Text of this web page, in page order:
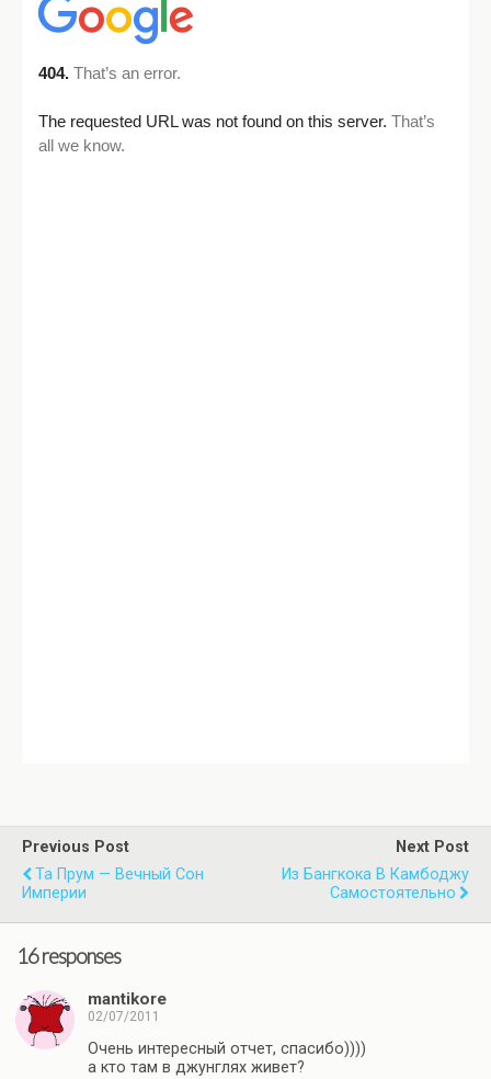
Previous Post
Та Прум — Вечный Сон
Империи
Next Post
Из Бангкока В Камбоджу
Самостоятельно
16 responses
mantikore
02/07/2011
Очень интересный отчет, спасибо))))
а кто там в джунглях живет?